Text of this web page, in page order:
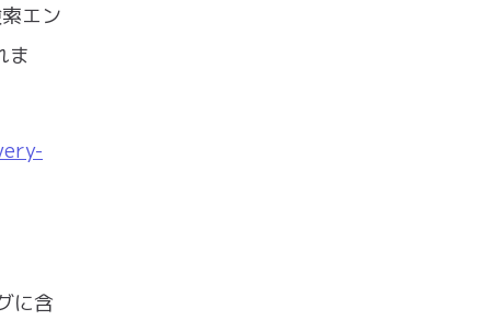
エン
ま
に含